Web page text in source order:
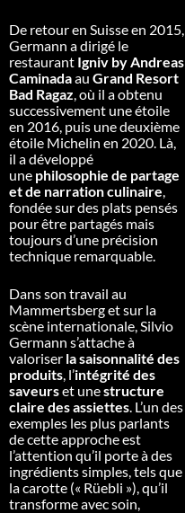
De retour en Suisse en 2015,
Germann a dirigé le
restaurant Igniv by Andreas
Caminadaau Grand Resort
Bad Ragaz, où il a obtenu
successivement une étoile
en 2016, puis une deuxième
étoile Michelin en 2020. Là,
il a développé
une philosophie de partage
et de narration culinaire,
fondée sur des plats pensés
pour être partagés mais
toujours d’une précision
technique remarquable.
Dans son travail au
Mammertsberg et sur la
scène internationale, Silvio
Germann s’attache à
valoriser la saisonnalité des
produits, l’intégrité des
saveurset unestructure
claire des assiettes. L’un des
exemples les plus parlants
de cette approche est
l’attention qu’il porte à des
ingrédients simples, tels que
la carotte (« Rüebli »), qu’il
transforme avec soin,